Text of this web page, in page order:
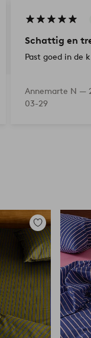
Schattig en
Past goed in de
Annemarte N —
03-29
Toevoegen
aan
favorieten